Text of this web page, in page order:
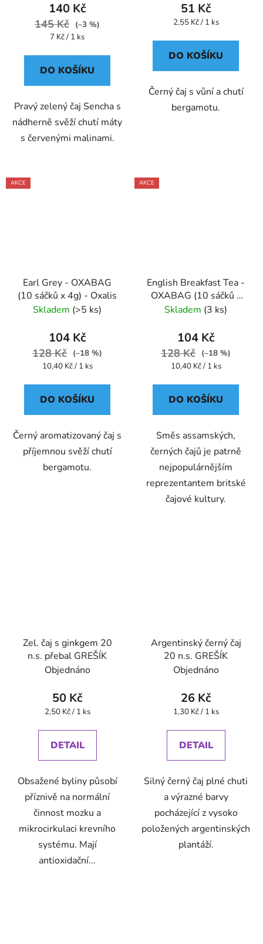
140 Kč
145 Kč
(–3 %)
Měrná
7 Kč / 1 ks
DO KOŠÍKU
Pravý zelený čaj Sencha s
nádherně svěží chutí máty
s červenými malinami.
51 Kč
Měrná
2,55 Kč / 1 ks
DO KOŠÍKU
Černý čaj s vůní a chutí
bergamotu.
AKCE
Earl Grey - OXABAG
(10 sáčků x 4g) - Oxalis
Skladem (>5 ks)
104 Kč
128 Kč
(–18 %)
Měrná
10,40 Kč / 1 ks
DO KOŠÍKU
Černý aromatizovaný čaj s
příjemnou svěží chutí
bergamotu.
AKCE
English Breakfast Tea -
OXABAG (10 sáčků x
4g) - Oxalis
Skladem (3 ks)
104 Kč
128 Kč
(–18 %)
Měrná
10,40 Kč / 1 ks
DO KOŠÍKU
Směs assamských,
černých čajů je patrně
nejpopulárnějším
reprezentantem britské
čajové kultury.
Zel. čaj s ginkgem 20
n.s. přebal GREŠÍK
Objednáno
50 Kč
Měrná
2,50 Kč / 1 ks
DETAIL
Obsažené byliny působí
příznivě na normální
činnost mozku a
mikrocirkulaci krevního
systému. Mají
antioxidační...
Argentinský černý čaj
20 n.s. GREŠÍK
Objednáno
26 Kč
Měrná
1,30 Kč / 1 ks
DETAIL
Silný černý čaj plné chuti
a výrazné barvy
pocházející z vysoko
položených argentinských
plantáží.